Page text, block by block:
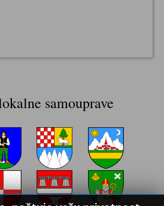
samouprave